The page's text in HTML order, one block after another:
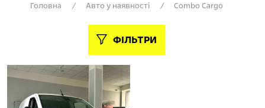
ФІЛЬТРИ
Головна / Авто у наявності / Combo Cargo